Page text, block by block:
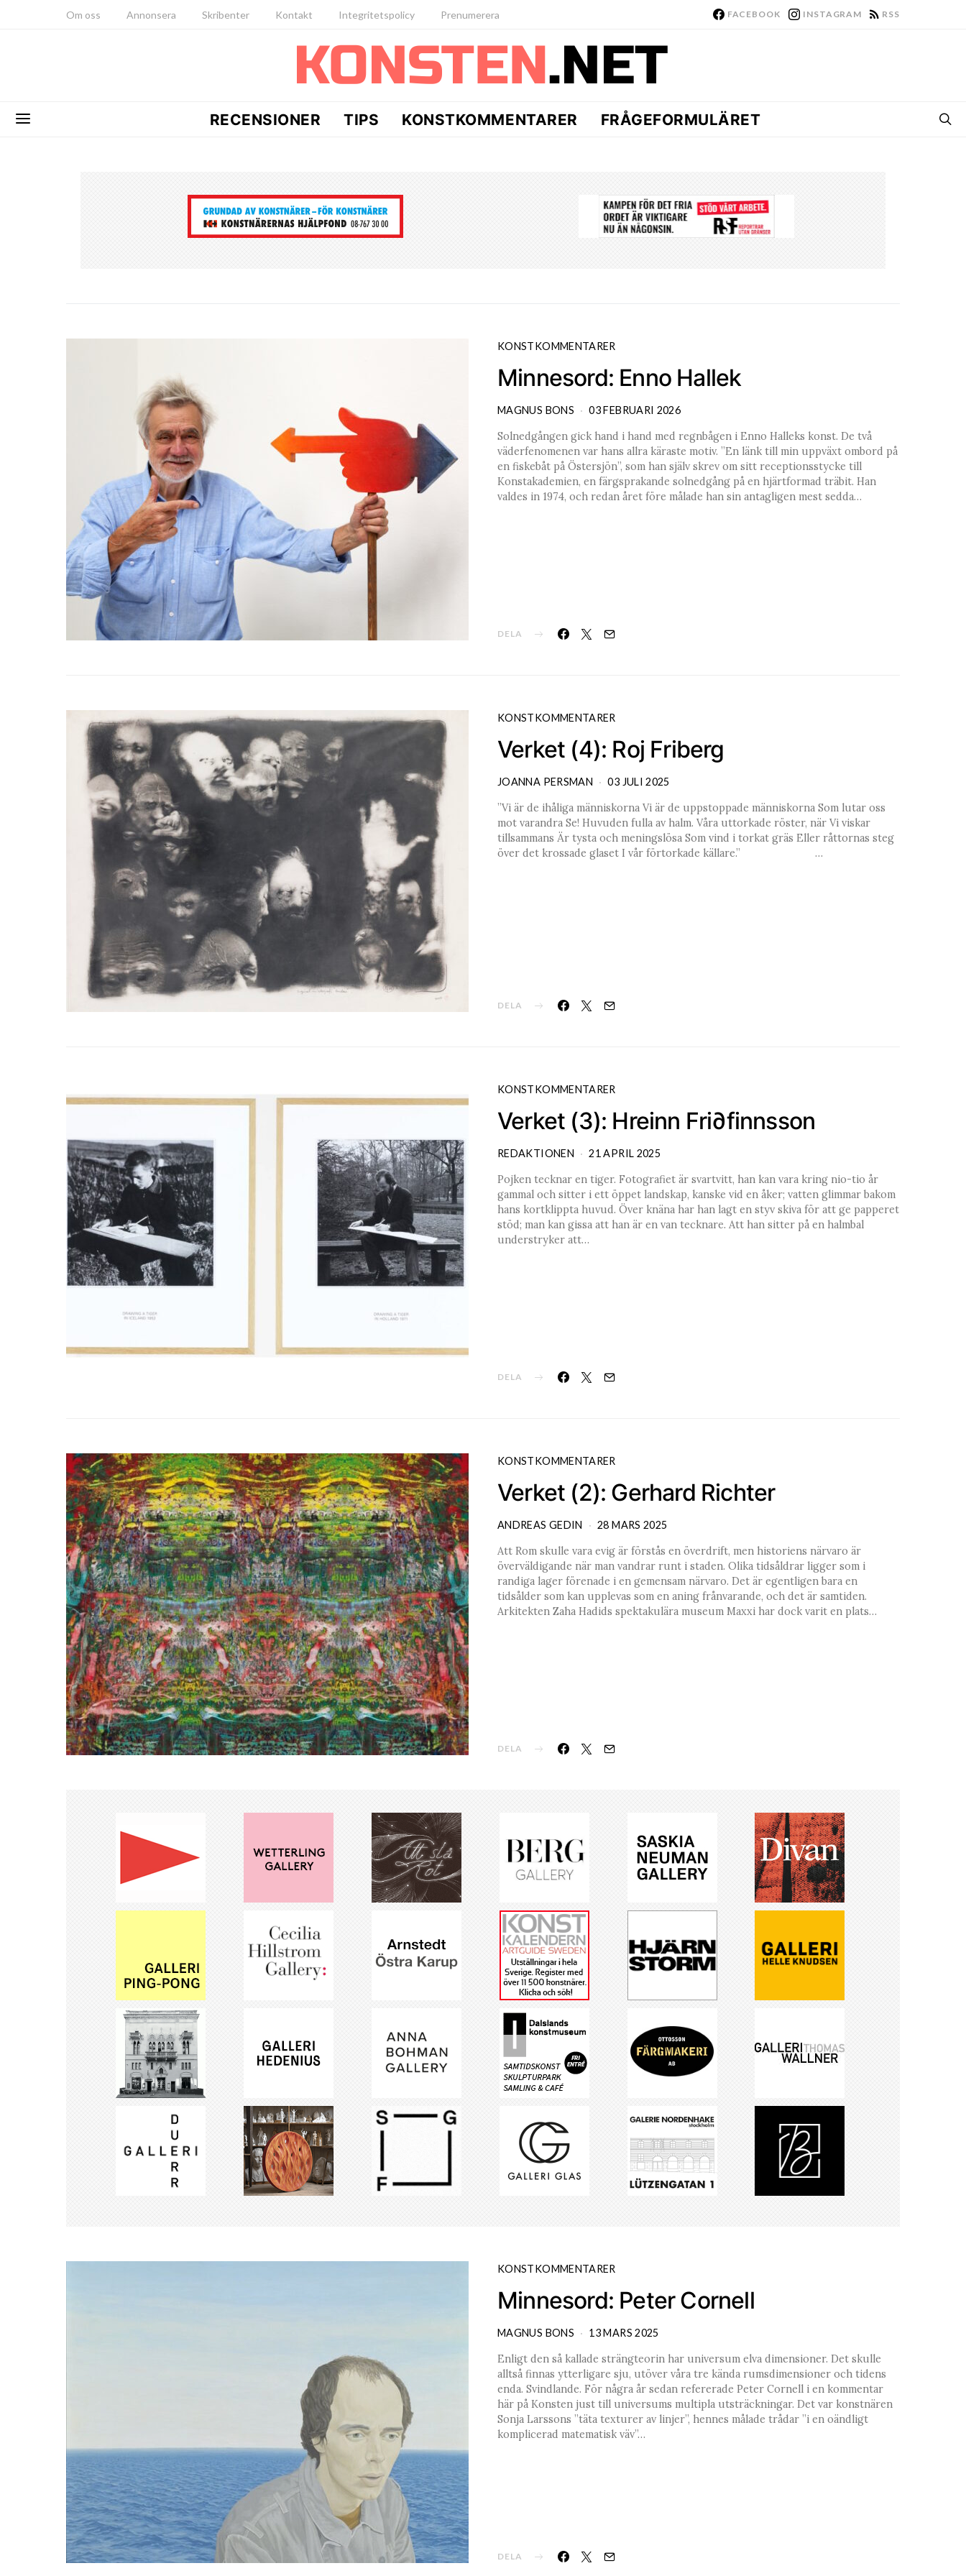
Om oss Annonsera Skribenter Kontakt Integritetspolicy Prenumerera FACEBOOK INSTAGRAM RSS
RECENSIONER TIPS KONSTKOMMENTARER FRÅGEFORMULÄRET
KONSTKOMMENTARER
Minnesord: Enno Hallek
MAGNUS BONS 03 FEBRUARI 2026
Solnedgången gick hand i hand med regnbågen i Enno Halleks konst. De två
väderfenomenen var hans allra käraste motiv. ”En länk till min uppväxt ombord på
en fiskebåt på Östersjön”, som han själv skrev om sitt receptionsstycke till
Konstakademien, en färgsprakande solnedgång på en hjärtformad träbit. Han
valdes in 1974, och redan året före målade han sin antagligen mest sedda…
DELA
KONSTKOMMENTARER
Verket (4): Roj Friberg
JOANNA PERSMAN 03 JULI 2025
”Vi är de ihåliga människorna Vi är de uppstoppade människorna Som lutar oss
mot varandra Se! Huvuden fulla av halm. Våra uttorkade röster, när Vi viskar
tillsammans Är tysta och meningslösa Som vind i torkat gräs Eller råttornas steg
över det krossade glaset I vår förtorkade källare.” …
DELA
KONSTKOMMENTARER
Verket (3): Hreinn Fri∂finnsson
REDAKTIONEN 21 APRIL 2025
Pojken tecknar en tiger. Fotografiet är svartvitt, han kan vara kring nio-tio år
gammal och sitter i ett öppet landskap, kanske vid en åker; vatten glimmar bakom
hans kortklippta huvud. Över knäna har han lagt en styv skiva för att ge papperet
stöd; man kan gissa att han är en van tecknare. Att han sitter på en halmbal
understryker att…
DELA
KONSTKOMMENTARER
Verket (2): Gerhard Richter
ANDREAS GEDIN 28 MARS 2025
Att Rom skulle vara evig är förstås en överdrift, men historiens närvaro är
överväldigande när man vandrar runt i staden. Olika tidsåldrar ligger som i
randiga lager förenade i en gemensam närvaro. Det är egentligen bara en
tidsålder som kan upplevas som en aning frånvarande, och det är samtiden.
Arkitekten Zaha Hadids spektakulära museum Maxxi har dock varit en plats…
DELA
KONSTKOMMENTARER
Minnesord: Peter Cornell
MAGNUS BONS 13 MARS 2025
Enligt den så kallade strängteorin har universum elva dimensioner. Det skulle
alltså finnas ytterligare sju, utöver våra tre kända rumsdimensioner och tidens
enda. Svindlande. För några år sedan refererade Peter Cornell i en kommentar
här på Konsten just till universums multipla utsträckningar. Det var konstnären
Sonja Larssons ”täta texturer av linjer”, hennes målade trådar ”i en oändligt
komplicerad matematisk väv”…
DELA